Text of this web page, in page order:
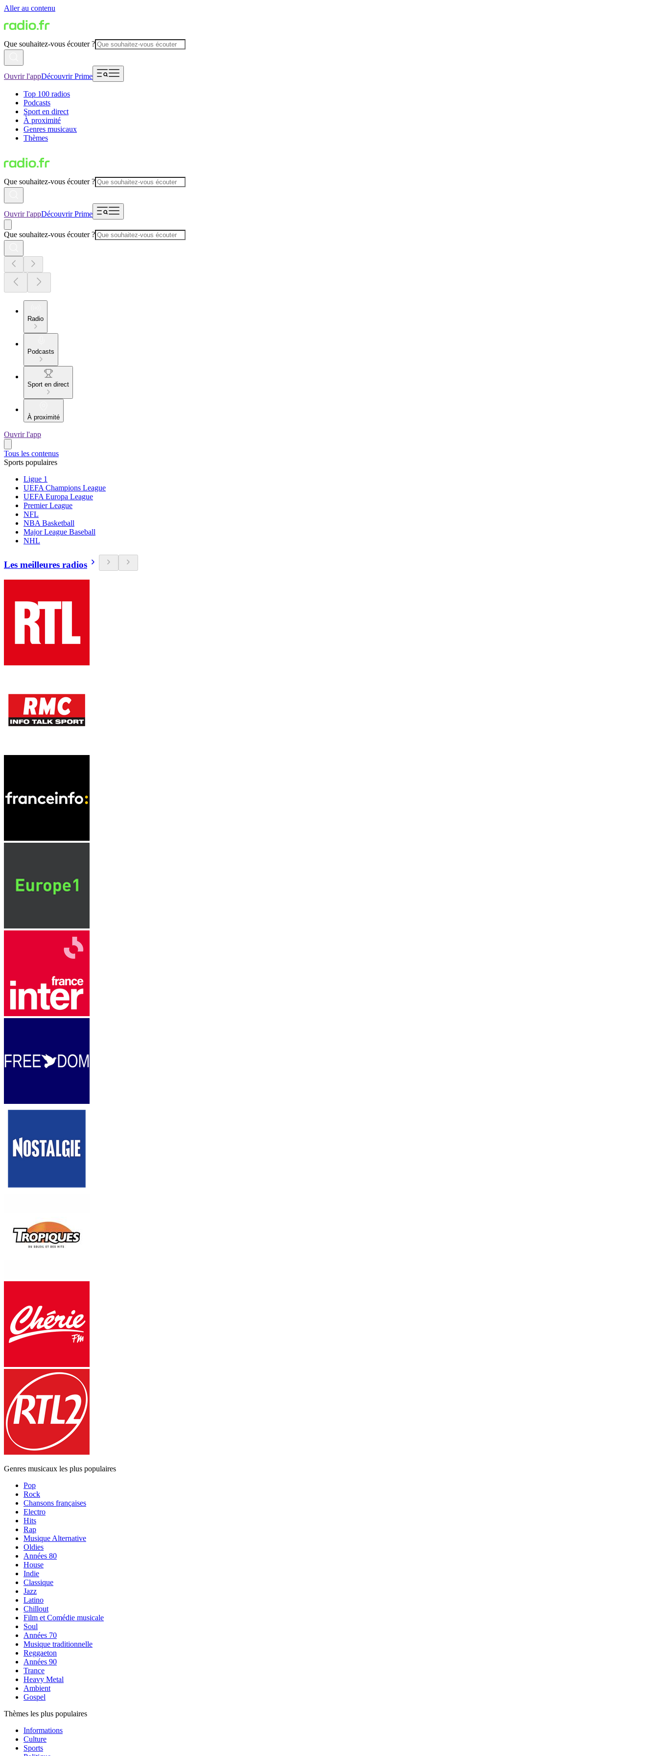
Aller au contenu
Que souhaitez-vous écouter ?
Ouvrir l'appDécouvrir Prime
Top 100 radios
Podcasts
Sport en direct
À proximité
Genres musicaux
Thèmes
Que souhaitez-vous écouter ?
Ouvrir l'appDécouvrir Prime
Que souhaitez-vous écouter ?
Radio
Podcasts
Sport en direct
À proximité
Ouvrir l'app
Tous les contenus
Sports populaires
Ligue 1
UEFA Champions League
UEFA Europa League
Premier League
NFL
NBA Basketball
Major League Baseball
NHL
Les meilleures radios
Genres musicaux les plus populaires
Pop
Rock
Chansons françaises
Electro
Hits
Rap
Musique Alternative
Oldies
Années 80
House
Indie
Classique
Jazz
Latino
Chillout
Film et Comédie musicale
Soul
Années 70
Musique traditionnelle
Reggaeton
Années 90
Trance
Heavy Metal
Ambient
Gospel
Thèmes les plus populaires
Informations
Culture
Sports